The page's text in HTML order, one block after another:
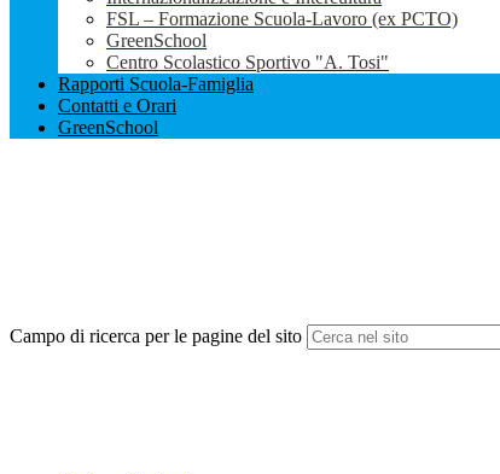
FSL – Formazione Scuola-Lavoro (ex PCTO)
GreenSchool
Centro Scolastico Sportivo "A. Tosi"
Rapporti Scuola-Famiglia
Contatti e Orari
GreenSchool
Campo di ricerca per le pagine del sito